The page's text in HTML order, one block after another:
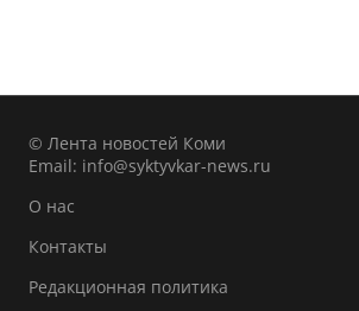
© Лента новостей Коми
Email: info@syktyvkar-news.ru
О нас
Контакты
Редакционная политика